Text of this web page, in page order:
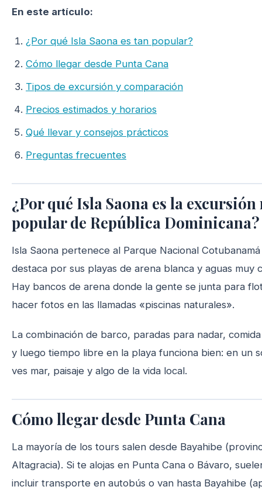
En este artículo:
¿Por qué Isla Saona es tan popular?
Cómo llegar desde Punta Cana
Tipos de excursión y comparación
Precios estimados y horarios
Qué llevar y consejos prácticos
Preguntas frecuentes
¿Por qué Isla Saona es la excursión
popular de República Dominicana?
Isla Saona pertenece al Parque Nacional
destaca por sus playas de arena blanca y aguas muy
Hay bancos de arena donde la gente se junta para
hacer fotos en las llamadas «piscinas naturales».
La combinación de barco, paradas para nadar,
y luego tiempo libre en la playa funciona bien: en un
ves mar, paisaje y algo de la vida local.
Cómo llegar desde Punta Cana
La mayoría de los tours salen desde Bayahibe
Altagracia). Si te alojas en Punta Cana o Bávaro,
incluir transporte en autobús o van hasta Bayahibe